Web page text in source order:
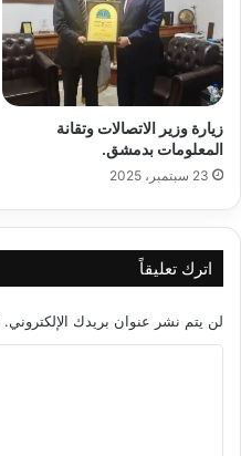
زيارة وزير الاتصالات وتقانة
المعلومات بدمشق.
23 سبتمبر، 2025
اترك تعليقاً
لن يتم نشر عنوان بريدك الإلكتروني.